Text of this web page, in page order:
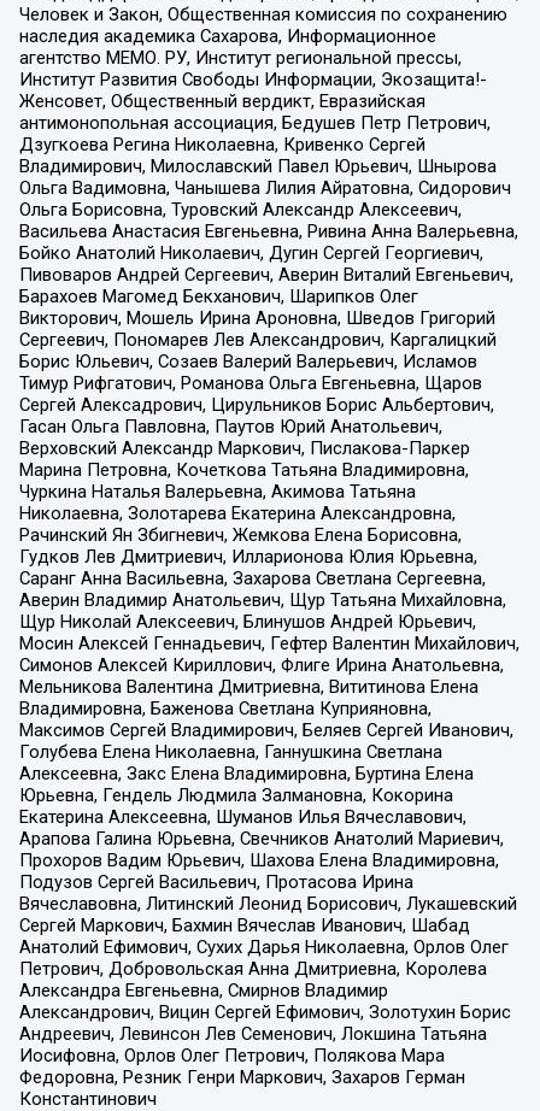
Человек и Закон, Общественная комиссия по сохранению
наследия академика Сахарова, Информационное
агентство МЕМО. РУ, Институт региональной прессы,
Институт Развития Свободы Информации, Экозащита!-
Женсовет, Общественный вердикт, Евразийская
антимонопольная ассоциация, Бедушев Петр Петрович,
Дзугкоева Регина Николаевна, Кривенко Сергей
Владимирович, Милославский Павел Юрьевич, Шнырова
Ольга Вадимовна, Чанышева Лилия Айратовна, Сидорович
Ольга Борисовна, Туровский Александр Алексеевич,
Васильева Анастасия Евгеньевна, Ривина Анна Валерьевна,
Бойко Анатолий Николаевич, Дугин Сергей Георгиевич,
Пивоваров Андрей Сергеевич, Аверин Виталий Евгеньевич,
Барахоев Магомед Бекханович, Шарипков Олег
Викторович, Мошель Ирина Ароновна, Шведов Григорий
Сергеевич, Пономарев Лев Александрович, Каргалицкий
Борис Юльевич, Созаев Валерий Валерьевич, Исламов
Тимур Рифгатович, Романова Ольга Евгеньевна, Щаров
Сергей Алексадрович, Цирульников Борис Альбертович,
Гасан Ольга Павловна, Паутов Юрий Анатольевич,
Верховский Александр Маркович, Пислакова-Паркер
Марина Петровна, Кочеткова Татьяна Владимировна,
Чуркина Наталья Валерьевна, Акимова Татьяна
Николаевна, Золотарева Екатерина Александровна,
Рачинский Ян Збигневич, Жемкова Елена Борисовна,
Гудков Лев Дмитриевич, Илларионова Юлия Юрьевна,
Саранг Анна Васильевна, Захарова Светлана Сергеевна,
Аверин Владимир Анатольевич, Щур Татьяна Михайловна,
Щур Николай Алексеевич, Блинушов Андрей Юрьевич,
Мосин Алексей Геннадьевич, Гефтер Валентин Михайлович,
Симонов Алексей Кириллович, Флиге Ирина Анатольевна,
Мельникова Валентина Дмитриевна, Вититинова Елена
Владимировна, Баженова Светлана Куприяновна,
Максимов Сергей Владимирович, Беляев Сергей Иванович,
Голубева Елена Николаевна, Ганнушкина Светлана
Алексеевна, Закс Елена Владимировна, Буртина Елена
Юрьевна, Гендель Людмила Залмановна, Кокорина
Екатерина Алексеевна, Шуманов Илья Вячеславович,
Арапова Галина Юрьевна, Свечников Анатолий Мариевич,
Прохоров Вадим Юрьевич, Шахова Елена Владимировна,
Подузов Сергей Васильевич, Протасова Ирина
Вячеславовна, Литинский Леонид Борисович, Лукашевский
Сергей Маркович, Бахмин Вячеслав Иванович, Шабад
Анатолий Ефимович, Сухих Дарья Николаевна, Орлов Олег
Петрович, Добровольская Анна Дмитриевна, Королева
Александра Евгеньевна, Смирнов Владимир
Александрович, Вицин Сергей Ефимович, Золотухин Борис
Андреевич, Левинсон Лев Семенович, Локшина Татьяна
Иосифовна, Орлов Олег Петрович, Полякова Мара
Федоровна, Резник Генри Маркович, Захаров Герман
Константинович